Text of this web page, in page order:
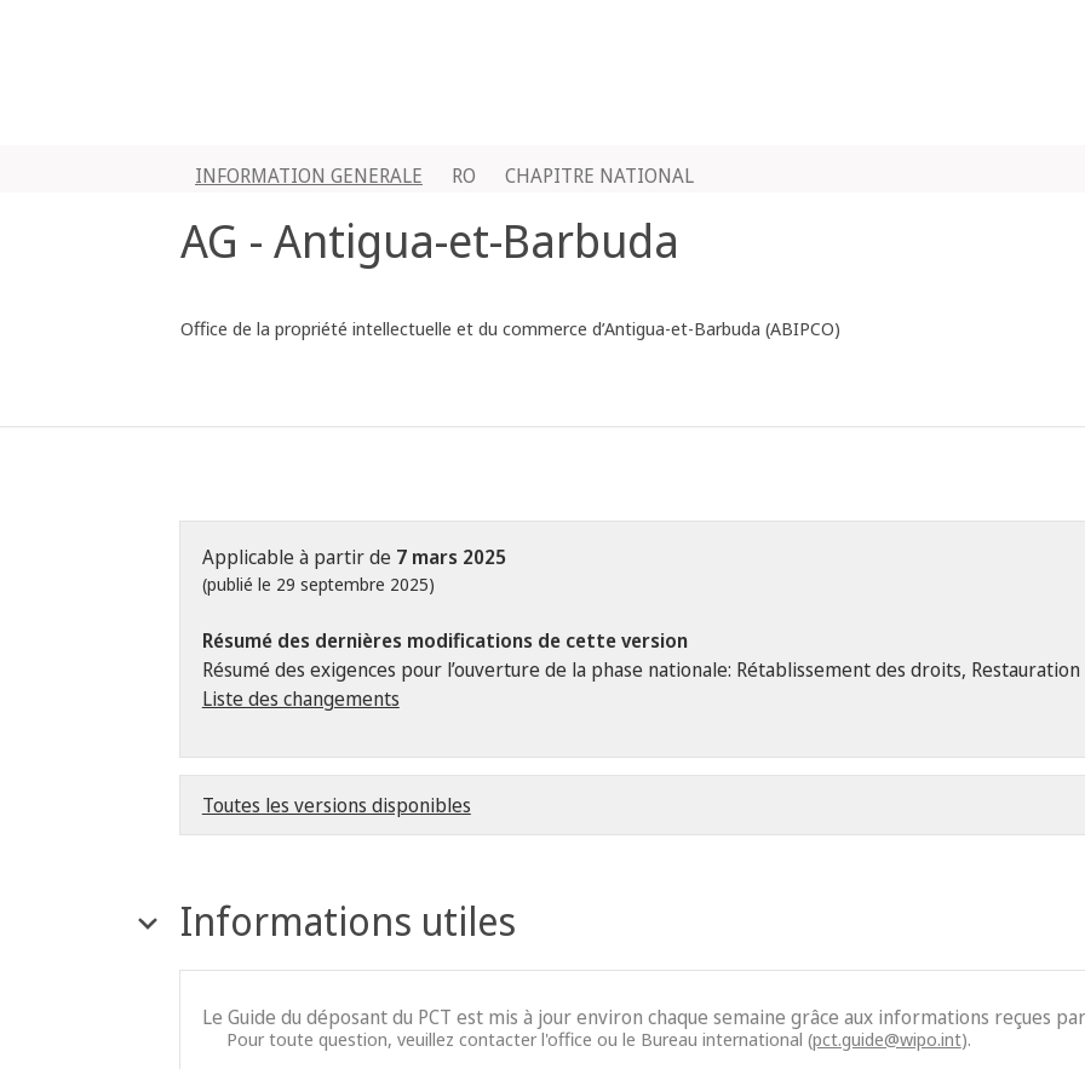
INFORMATION GENERALE RO CHAPITRE NATIONAL
AG - Antigua-et-Barbuda
Office de la propriété intellectuelle et du commerce d’Antigua-et-Barbuda (ABIPCO)
Applicable à partir de 7 mars 2025
(publié le 29 septembre 2025)
Résumé des dernières modifications de cette version
Résumé des exigences pour l’ouverture de la phase nationale: Rétablissement des droits,
Liste des changements
Toutes les versions disponibles
Informations utiles
Le Guide du déposant du PCT est mis à jour environ chaque semaine grâce aux informations reçues
Pour toute question, veuillez contacter l'office ou le Bureau international (pct.guide@wipo.int).